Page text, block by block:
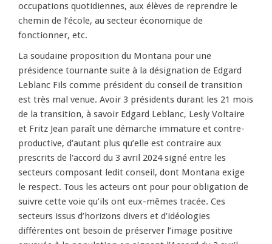
occupations quotidiennes, aux élèves de reprendre le
chemin de l’école, au secteur économique de
fonctionner, etc.
La soudaine proposition du Montana pour une
présidence tournante suite à la désignation de Edgard
Leblanc Fils comme président du conseil de transition
est très mal venue. Avoir 3 présidents durant les 21 mois
de la transition, à savoir Edgard Leblanc, Lesly Voltaire
et Fritz Jean paraît une démarche immature et contre-
productive, d’autant plus qu’elle est contraire aux
prescrits de l'accord du 3 avril 2024 signé entre les
secteurs composant ledit conseil, dont Montana exige
le respect. Tous les acteurs ont pour pour obligation de
suivre cette voie qu’ils ont eux-mêmes tracée. Ces
secteurs issus d’horizons divers et d’idéologies
différentes ont besoin de préserver l’image positive